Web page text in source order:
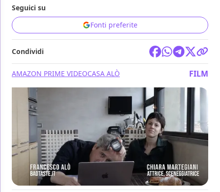
Seguici su
Fonti preferite
Condividi
AMAZON PRIME VIDEOCASA ALÒ FILM